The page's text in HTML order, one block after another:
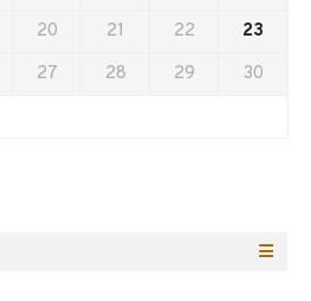
20 21 22
23
27 28 29
30